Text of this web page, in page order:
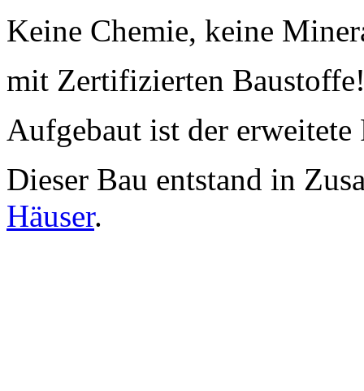
Keine Chemie, keine
mit Zertifizierten
Aufgebaut ist der
Dieser Bau entstand in
Häuser.